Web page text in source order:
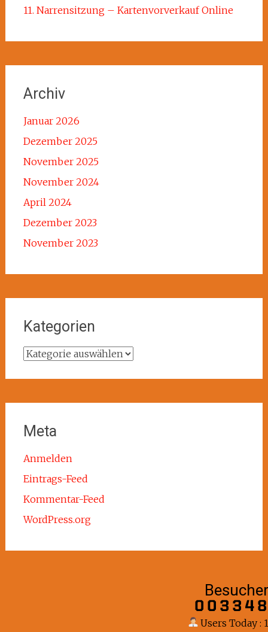
11. Narrensitzung – Kartenvorverkauf Online
Archiv
Januar 2026
Dezember 2025
November 2025
November 2024
April 2024
Dezember 2023
November 2023
Kategorien
Kategorien
Meta
Anmelden
Eintrags-Feed
Kommentar-Feed
WordPress.org
Users Today :